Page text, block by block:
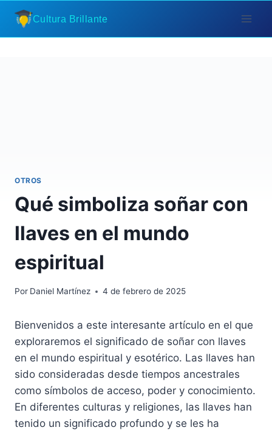
Saltar
contenido
Cultura Brillante
OTROS
Qué simboliza soñar con
llaves en el mundo
espiritual
Por Daniel Martínez 4 de febrero de 2025
Bienvenidos a este interesante artículo en el que
exploraremos el significado de soñar con llaves
en el mundo espiritual y esotérico. Las llaves han
sido consideradas desde tiempos ancestrales
como símbolos de acceso, poder y conocimiento.
En diferentes culturas y religiones, las llaves han
tenido un significado profundo y se les ha